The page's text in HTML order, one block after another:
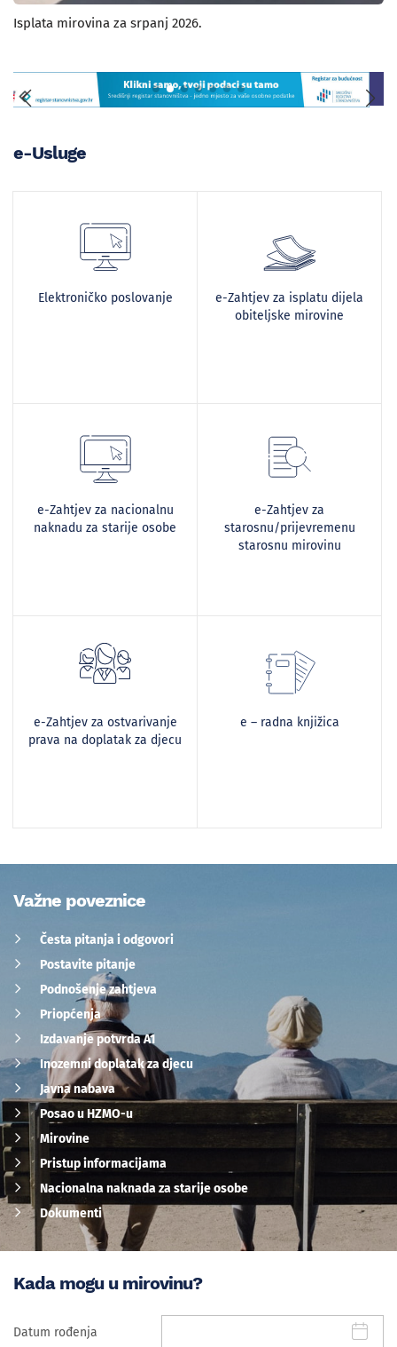
Isplata mirovina za srpanj 2026.
e-Usluge
Elektroničko poslovanje
e-Zahtjev za isplatu dijela
obiteljske mirovine
e-Zahtjev za nacionalnu
naknadu za starije osobe
e-Zahtjev za
starosnu/prijevremenu
starosnu mirovinu
e-Zahtjev za ostvarivanje
prava na doplatak za djecu
e – radna knjižica
Važne poveznice
Česta pitanja i odgovori
Postavite pitanje
Podnošenje zahtjeva
Priopćenja
Izdavanje potvrda A1
Inozemni doplatak za djecu
Javna nabava
Posao u HZMO-u
Mirovine
Pristup informacijama
Nacionalna naknada za starije osobe
Dokumenti
Kada mogu u mirovinu?
Datum rođenja